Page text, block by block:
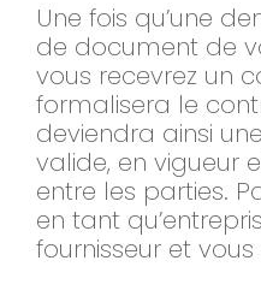
Une fois qu’une
de document de
vous recevrez un
formalisera le
deviendra ainsi
valide, en vigueur
entre les parties.
en tant
fournisseur et